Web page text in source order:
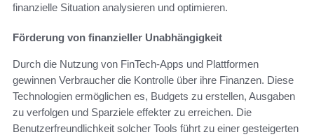
finanzielle Situation analysieren und optimieren.
Förderung von finanzieller Unabhängigkeit
Durch die Nutzung von FinTech-Apps und Plattformen
gewinnen Verbraucher die Kontrolle über ihre Finanzen. Diese
Technologien ermöglichen es, Budgets zu erstellen, Ausgaben
zu verfolgen und Sparziele effekter zu erreichen. Die
Benutzerfreundlichkeit solcher Tools führt zu einer gesteigerten